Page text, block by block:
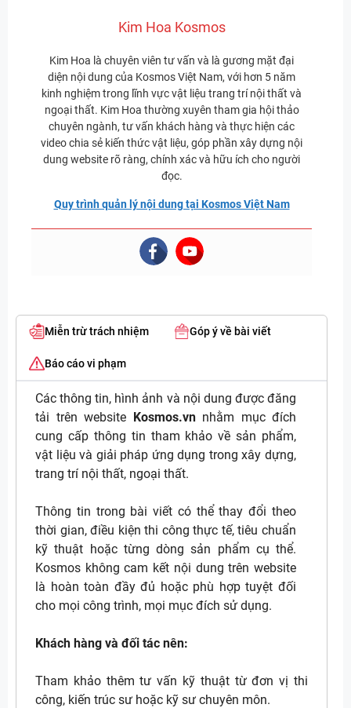
Kim Hoa Kosmos
Kim Hoa là chuyên viên tư vấn và là gương mặt đại
diện nội dung của Kosmos Việt Nam, với hơn 5 năm
kinh nghiệm trong lĩnh vực vật liệu trang trí nội thất và
ngoại thất. Kim Hoa thường xuyên tham gia hội thảo
chuyên ngành, tư vấn khách hàng và thực hiện các
video chia sẻ kiến thức vật liệu, góp phần xây dựng nội
dung website rõ ràng, chính xác và hữu ích cho người
đọc.
Quy trình quản lý nội dung tại Kosmos Việt Nam
Miễn trừ trách nhiệm Góp ý về bài viết
Báo cáo vi phạm
Các thông tin, hình ảnh và nội dung được đăng
tải trên website Kosmos.vnnhằm mục đích
cung cấp thông tin tham khảo về sản phẩm,
vật liệu và giải pháp ứng dụng trong xây dựng,
trang trí nội thất, ngoại thất.
Thông tin trong bài viết có thể thay đổi theo
thời gian, điều kiện thi công thực tế, tiêu chuẩn
kỹ thuật hoặc từng dòng sản phẩm cụ thể.
Kosmos không cam kết nội dung trên website
là hoàn toàn đầy đủ hoặc phù hợp tuyệt đối
cho mọi công trình, mọi mục đích sử dụng.
Khách hàng và đối tác nên:
Tham khảo thêm tư vấn kỹ thuật từ đơn vị thi
công, kiến trúc sư hoặc kỹ sư chuyên môn.